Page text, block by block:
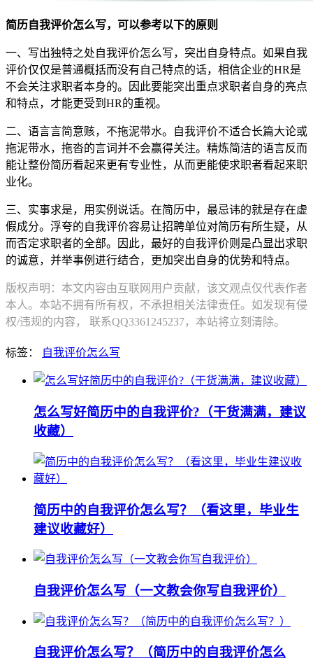
简历自我评价怎么写，可以参考以下的原则
一、写出独特之处自我评价怎么写，突出自身特点。如果自我
评价仅仅是普通概括而没有自己特点的话，相信企业的HR是
不会关注求职者本身的。因此要能突出重点求职者自身的亮点
和特点，才能更受到HR的重视。
二、语言言简意赅，不拖泥带水。自我评价不适合长篇大论或
拖泥带水，拖沓的言词并不会赢得关注。精炼简洁的语言反而
能让整份简历看起来更有专业性，从而更能使求职者看起来职
业化。
三、实事求是，用实例说话。在简历中，最忌讳的就是存在虚
假成分。浮夸的自我评价容易让招聘单位对简历有所生疑，从
而否定求职者的全部。因此，最好的自我评价则是凸显出求职
的诚意，并举事例进行结合，更加突出自身的优势和特点。
版权声明：本文内容由互联网用户贡献，该文观点仅代表作者
本人。本站不拥有所有权，不承担相关法律责任。如发现有侵
权/违规的内容， 联系QQ3361245237，本站将立刻清除。
标签： 自我评价怎么写
怎么写好简历中的自我评价?（干货满满，建议
收藏）
简历中的自我评价怎么写？（看这里，毕业生
建议收藏好）
自我评价怎么写（一文教会你写自我评价）
自我评价怎么写？（简历中的自我评价怎么